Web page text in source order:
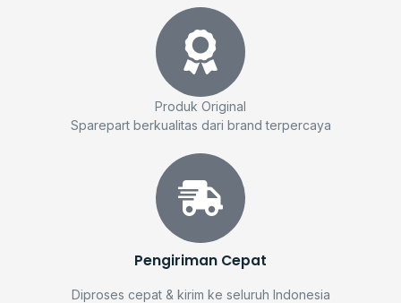
Produk Original
Sparepart berkualitas dari brand terpercaya
Pengiriman Cepat
Diproses cepat & kirim ke seluruh Indonesia